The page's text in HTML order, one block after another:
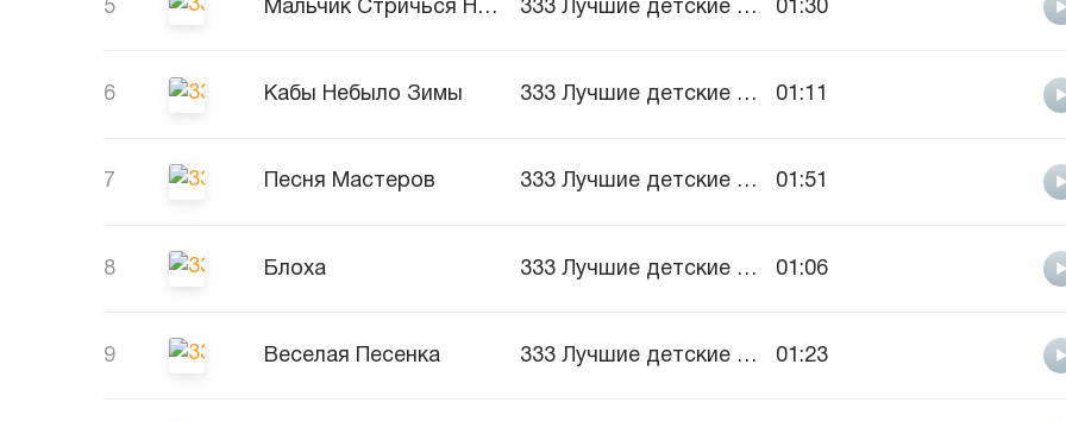
5 Мальчик Стричься Не Желает 333 Лучшие детские песни, vol.1 01:30
6 Кабы Небыло Зимы 333 Лучшие детские песни, vol.1 01:11
7 Песня Мастеров 333 Лучшие детские песни, vol.1 01:51
8 Блоха 333 Лучшие детские песни, vol.1 01:06
9 Веселая Песенка 333 Лучшие детские песни, vol.1 01:23